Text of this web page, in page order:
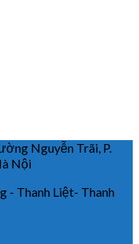
Nguyễn Trãi, P.
Nội
Thanh Liệt- Thanh